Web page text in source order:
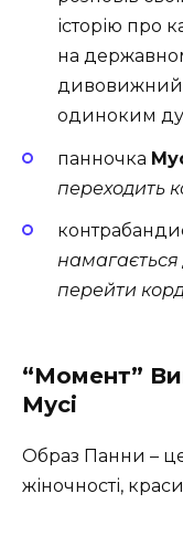
історію про
на
дивовижний
одиноким
панночка
переходить
перейти
“Момент”
Мусі
Образ Панни – це
жіночності,